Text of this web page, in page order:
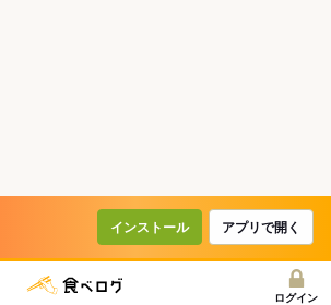
インストール アプリで開く
ログイン